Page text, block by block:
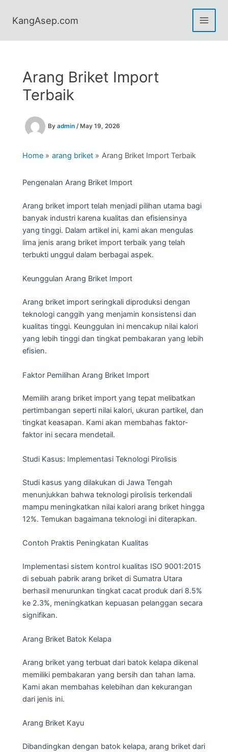
KangAsep.com
Arang Briket Import
Terbaik
By admin / May 19, 2026
Home arang briket Arang Briket Import Terbaik
Pengenalan Arang Briket Import
Arang briket import telah menjadi pilihan utama bagi
banyak industri karena kualitas dan efisiensinya
yang tinggi. Dalam artikel ini, kami akan mengulas
lima jenis arang briket import terbaik yang telah
terbukti unggul dalam berbagai aspek.
Keunggulan Arang Briket Import
Arang briket import seringkali diproduksi dengan
teknologi canggih yang menjamin konsistensi dan
kualitas tinggi. Keunggulan ini mencakup nilai kalori
yang lebih tinggi dan tingkat pembakaran yang lebih
efisien.
Faktor Pemilihan Arang Briket Import
Memilih arang briket import yang tepat melibatkan
pertimbangan seperti nilai kalori, ukuran partikel, dan
tingkat keasapan. Kami akan membahas faktor-
faktor ini secara mendetail.
Studi Kasus: Implementasi Teknologi Pirolisis
Studi kasus yang dilakukan di Jawa Tengah
menunjukkan bahwa teknologi pirolisis terkendali
mampu meningkatkan nilai kalori arang briket hingga
12%. Temukan bagaimana teknologi ini diterapkan.
Contoh Praktis Peningkatan Kualitas
Implementasi sistem kontrol kualitas ISO 9001:2015
di sebuah pabrik arang briket di Sumatra Utara
berhasil menurunkan tingkat cacat produk dari 8.5%
ke 2.3%, meningkatkan kepuasan pelanggan secara
signifikan.
Arang Briket Batok Kelapa
Arang briket yang terbuat dari batok kelapa dikenal
memiliki pembakaran yang bersih dan tahan lama.
Kami akan membahas kelebihan dan kekurangan
dari jenis ini.
Arang Briket Kayu
Dibandingkan dengan batok kelapa, arang briket dari